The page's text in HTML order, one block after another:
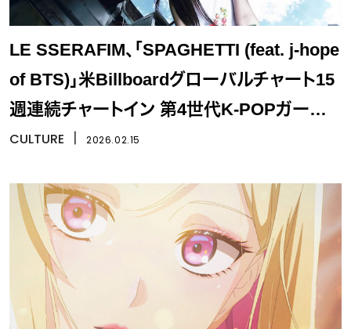
LE SSERAFIM、「SPAGHETTI (feat. j-hope
of BTS)」米Billboardグローバルチャート15
週連続チャートイン 第4世代K-POPガール
ズ最長記録樹立
CULTURE 2026.02.15